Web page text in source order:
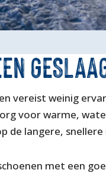
vereist weinig
voor warme,
de langere,
met een